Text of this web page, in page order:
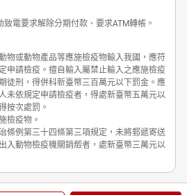
電要求解除分期付款、要求ATM轉帳。
物或動物產品等應施檢疫物輸入我國，應符
申請檢疫。擅自輸入屬禁止輸入之應施檢疫
徒刑，得併科新臺幣三百萬元以下罰金。應
未依規定申請檢疫者，得處新臺幣五萬元以
按次處罰。
檢疫物。
條例第三十四條第三項規定，未將郵遞寄送
入動物檢疫機關銷燬者，處新臺幣三萬元以